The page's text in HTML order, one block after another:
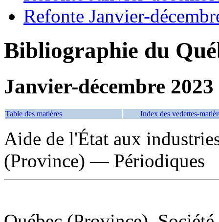
Refonte Janvier-
Bibliographie du
Janvier-décembre 2023
Table des matières Index des vedettes-
Aide de l'État aux
(Province) — Périodiques